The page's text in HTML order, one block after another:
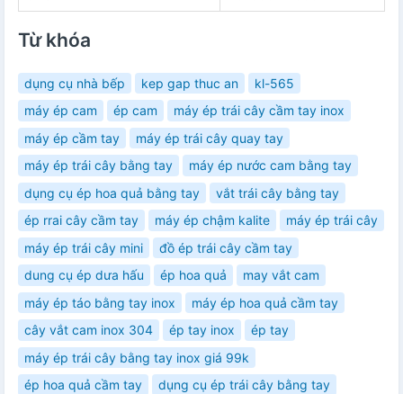
Từ khóa
dụng cụ nhà bếp kep gap thuc an
kl-565
máy ép cam
ép cam
máy ép trái cây cầm tay inox
máy ép cầm tay
máy ép trái cây quay tay
máy ép trái cây bằng tay
máy ép nước cam bằng tay
dụng cụ ép hoa quả bằng tay
vắt trái cây bằng tay
ép rrai cây cầm tay
máy ép chậm kalite
máy ép trái cây
máy ép trái cây mini
đồ ép trái cây cầm tay
dung cụ ép dưa hấu
ép hoa quả
may vắt cam
máy ép táo bằng tay inox
máy ép hoa quả cầm tay
cây vắt cam inox 304
ép tay inox
ép tay
máy ép trái cây bằng tay inox giá 99k
ép hoa quả cầm tay
dụng cụ ép trái cây bằng tay